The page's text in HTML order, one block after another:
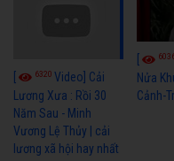
6320 Video] Cải
Lương Xưa : Rồi 30
Năm Sau - Minh
Vương Lệ Thủy | cải
lương xã hội hay nhất
Nửa
Cảnh-